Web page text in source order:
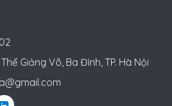
Giảng Võ, Ba Đình, TP. Hà Nội